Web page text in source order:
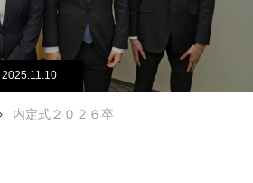
2025.11.10
内定式２０２６卒